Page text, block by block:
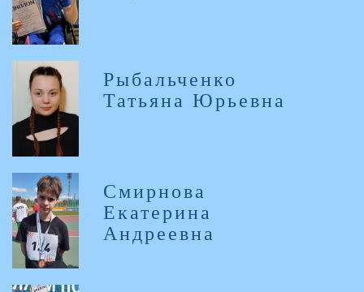
Рыбальченко
Татьяна Юрьевна
Смирнова
Екатерина
Андреевна